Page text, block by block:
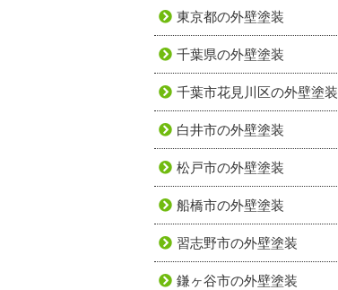
東京都の外壁塗装
千葉県の外壁塗装
千葉市花見川区の外壁塗装
白井市の外壁塗装
松戸市の外壁塗装
船橋市の外壁塗装
習志野市の外壁塗装
鎌ヶ谷市の外壁塗装